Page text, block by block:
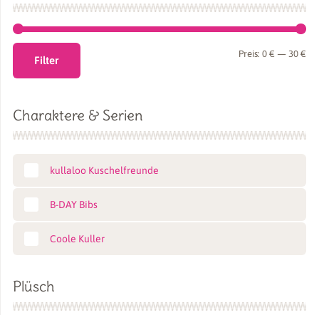
Filter
Preis:0 € — 30 €
Charaktere & Serien
kullaloo Kuschelfreunde
B-DAY Bibs
Coole Kuller
Plüsch